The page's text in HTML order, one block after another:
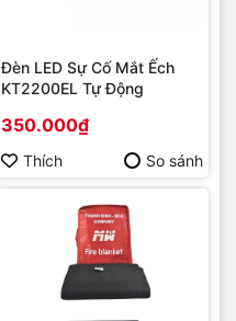
Đèn LED Sự Cố Mắt Ếch
KT2200EL Tự Động
350.000₫
Thích So sánh